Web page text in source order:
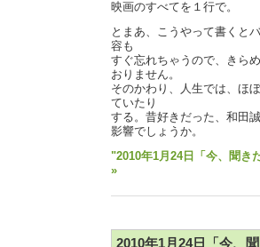
映画のすべてを１行で。
とまあ、こうやって書くと
容も
すぐ忘れちゃうので、きら
おりません。
そのかわり、人生では、ほ
ていたり
する。昔好きだった、和田
影響でしょうか。
"2010年1月24日「今、聞き
»
2010年1月24日「今、